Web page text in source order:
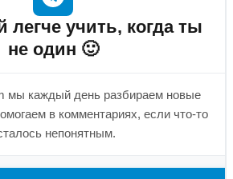
легче учить, когда ты
не один 🙂
мы каждый день разбираем новые
в комментариях, если что-то
непонятным.